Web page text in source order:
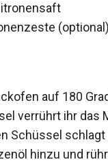
(optional)
auf 180
verrührt ihr das
Schüssel
hinzu und